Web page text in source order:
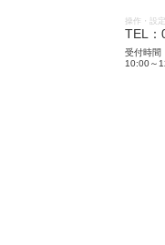
操作・設
TEL：
受付時間
10:00～